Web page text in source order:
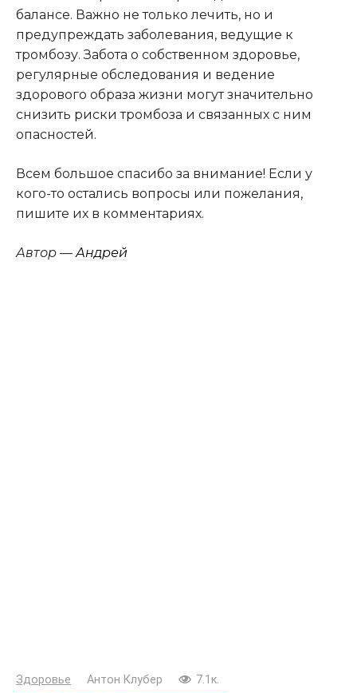
балансе. Важно не только лечить, но и
предупреждать заболевания, ведущие к
тромбозу. Забота о собственном здоровье,
регулярные обследования и ведение
здорового образа жизни могут значительно
снизить риски тромбоза и связанных с ним
опасностей.
Всем большое спасибо за внимание! Если у
кого-то остались вопросы или пожелания,
пишите их в комментариях.
Автор — Андрей
Здоровье Антон Клубер 7.1к.